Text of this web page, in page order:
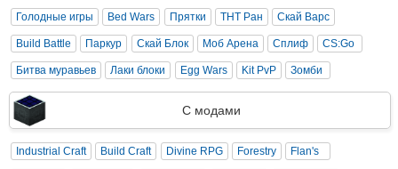
Голодные игры Bed Wars Прятки ТНТ Ран Скай Варс
Build Battle Паркур Скай Блок Моб Арена Сплиф CS:Go
Битва муравьев Лаки блоки Egg Wars Kit PvP Зомби
С модами
Industrial Craft Build Craft Divine RPG Forestry Flan's